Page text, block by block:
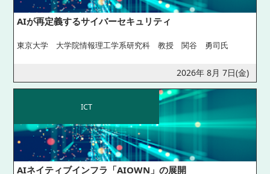
AIが再定義するサイバーセキュリティ
東京大学 大学院情報理工学系研究科 教授 関谷 勇司氏
2026年 8月 7日(金)
ICT
AIネイティブインフラ「AIOWN」の展開